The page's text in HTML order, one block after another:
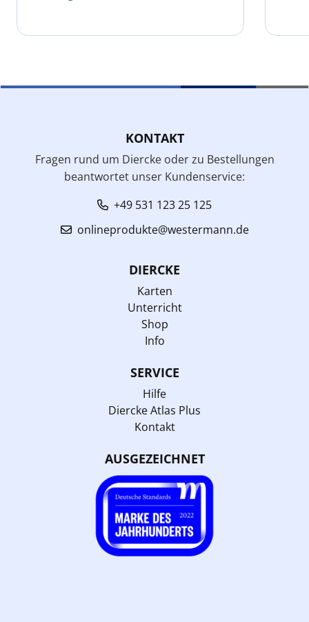
KONTAKT
Fragen rund um Diercke oder zu Bestellungen
beantwortet unser Kundenservice:
+49 531 123 25 125
onlineprodukte@westermann.de
DIERCKE
Karten
Unterricht
Shop
Info
SERVICE
Hilfe
Diercke Atlas Plus
Kontakt
AUSGEZEICHNET